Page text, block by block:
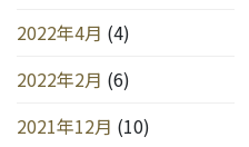
2022年4月 (4)
2022年2月 (6)
2021年12月 (10)